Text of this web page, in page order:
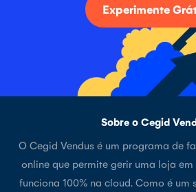
Experimente
Sobre o Cegid
O Cegid Vendus é um programa de
online que permite gerir uma loja
funciona 100% na cloud. Como é um